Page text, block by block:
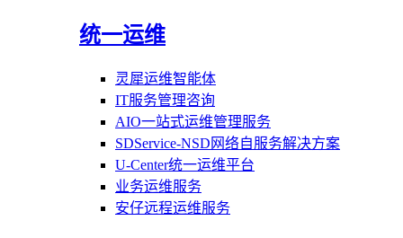
统一运维
灵犀运维智能体
IT服务管理咨询
AIO一站式运维管理服务
SDService-NSD网络自服务解决方案
U-Center统一运维平台
业务运维服务
安仔远程运维服务